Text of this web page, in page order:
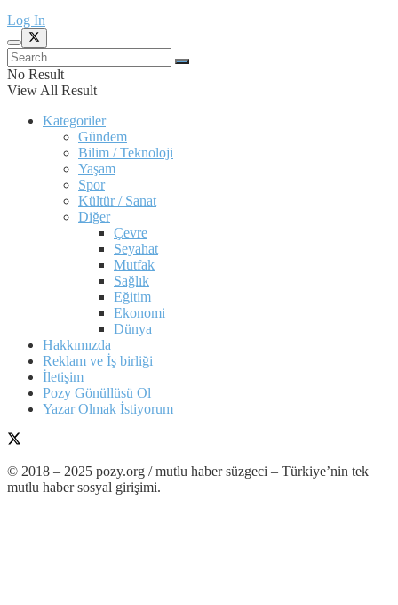
Log In
No Result
View All Result
Kategoriler
Gündem
Bilim / Teknoloji
Yaşam
Spor
Kültür / Sanat
Diğer
Çevre
Seyahat
Mutfak
Sağlık
Eğitim
Ekonomi
Dünya
Hakkımızda
Reklam ve İş birliği
İletişim
Pozy Gönüllüsü Ol
Yazar Olmak İstiyorum
© 2018 – 2025 pozy.org / mutlu haber süzgeci – Türkiye’nin tek
mutlu haber sosyal girişimi.